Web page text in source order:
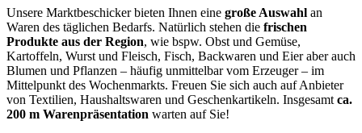
Unsere Marktbeschicker bieten Ihnen eine große Auswahl an
Waren des täglichen Bedarfs. Natürlich stehen die frischen
Produkte aus der Region, wie bspw. Obst und Gemüse,
Kartoffeln, Wurst und Fleisch, Fisch, Backwaren und Eier aber auch
Blumen und Pflanzen – häufig unmittelbar vom Erzeuger – im
Mittelpunkt des Wochenmarkts. Freuen Sie sich auch auf Anbieter
von Textilien, Haushaltswaren und Geschenkartikeln. Insgesamt ca.
200 m Warenpräsentation warten auf Sie!